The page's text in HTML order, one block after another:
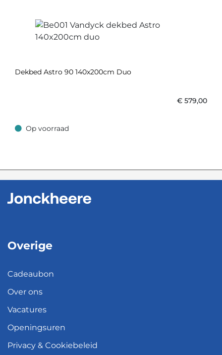
Dekbed Astro 90 140x200cm Duo
€ 579,00
Op voorraad
Op voorraad
Overige
Cadeaubon
Over ons
Vacatures
Openingsuren
Privacy & Cookiebeleid